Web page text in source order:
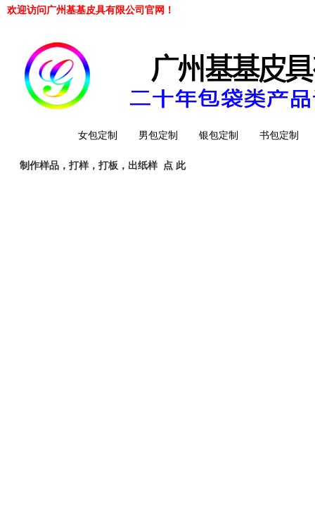
欢迎访问广州基基皮具有限公司官网！
女包定制 男包定制 银包定制 书包定制
工厂简介
制作样品，打样，打板，出纸样 点 此